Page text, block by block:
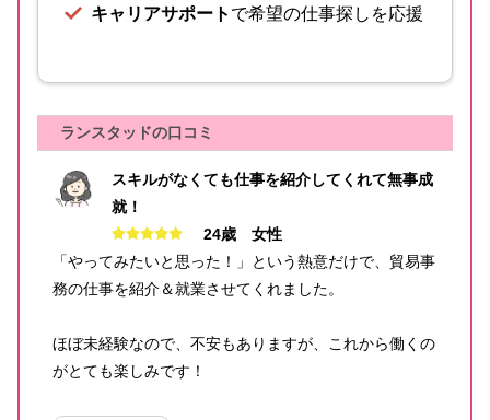
キャリアサポート で希望の仕事探しを応援
ランスタッドの口コミ
スキルがなくても仕事を紹介してくれて無事成
就！
24歳 女性
「やってみたいと思った！」という熱意だけで、貿易事
務の仕事を紹介＆就業させてくれました。
ほぼ未経験なので、不安もありますが、これから働くの
がとても楽しみです！